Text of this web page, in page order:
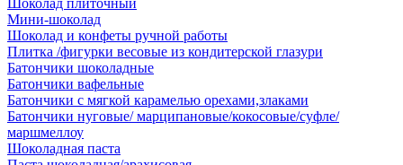
Шоколад плиточный
Мини-шоколад
Шоколад и конфеты ручной работы
Плитка /фигурки весовые из кондитерской глазури
Батончики шоколадные
Батончики вафельные
Батончики с мягкой карамелью орехами,злаками
Батончики нуговые/ марципановые/кокосовые/суфле/
маршмеллоу
Шоколадная паста